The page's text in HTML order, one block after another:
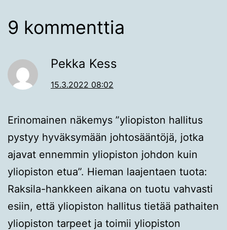
9 kommenttia
Pekka Kess
15.3.2022 08:02
Erinomainen näkemys ”yliopiston hallitus
pystyy hyväksymään johtosääntöjä, jotka
ajavat ennemmin yliopiston johdon kuin
yliopiston etua”. Hieman laajentaen tuota:
Raksila-hankkeen aikana on tuotu vahvasti
esiin, että yliopiston hallitus tietää pathaiten
yliopiston tarpeet ja toimii yliopiston